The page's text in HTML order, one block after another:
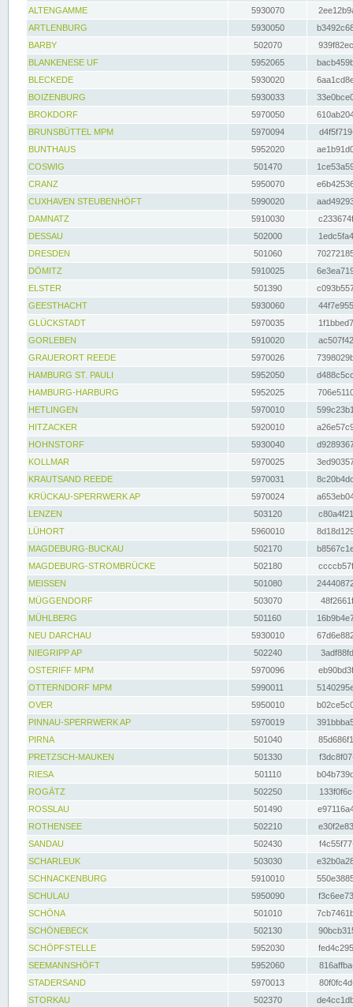
ALTENGAMME
5930070
ARTLENBURG
5930050
BARBY
502070
BLANKENESE UF
5952065
BLECKEDE
5930020
BOIZENBURG
5930033
BROKDORF
5970050
BRUNSBÜTTEL MPM
5970094
BUNTHAUS
5952020
COSWIG
501470
CRANZ
5950070
CUXHAVEN STEUBENHÖFT
5990020
DAMNATZ
5910030
DESSAU
502000
DRESDEN
501060
DÖMITZ
5910025
ELSTER
501390
GEESTHACHT
5930060
GLÜCKSTADT
5970035
GORLEBEN
5910020
GRAUERORT REEDE
5970026
HAMBURG ST. PAULI
5952050
HAMBURG-HARBURG
5952025
HETLINGEN
5970010
HITZACKER
5920010
HOHNSTORF
5930040
KOLLMAR
5970025
KRAUTSAND REEDE
5970031
KRÜCKAU-SPERRWERK AP
5970024
LENZEN
503120
LÜHORT
5960010
MAGDEBURG-BUCKAU
502170
MAGDEBURG-STROMBRÜCKE
502180
MEISSEN
501080
MÜGGENDORF
503070
MÜHLBERG
501160
NEU DARCHAU
5930010
NIEGRIPP AP
502240
OSTERIFF MPM
5970096
OTTERNDORF MPM
5990011
OVER
5950010
PINNAU-SPERRWERK AP
5970019
PIRNA
501040
PRETZSCH-MAUKEN
501330
RIESA
501110
ROGÄTZ
502250
ROSSLAU
501490
ROTHENSEE
502210
SANDAU
502430
SCHARLEUK
503030
SCHNACKENBURG
5910010
SCHULAU
5950090
SCHÖNA
501010
SCHÖNEBECK
502130
SCHÖPFSTELLE
5952030
SEEMANNSHÖFT
5952060
STADERSAND
5970013
STORKAU
502370